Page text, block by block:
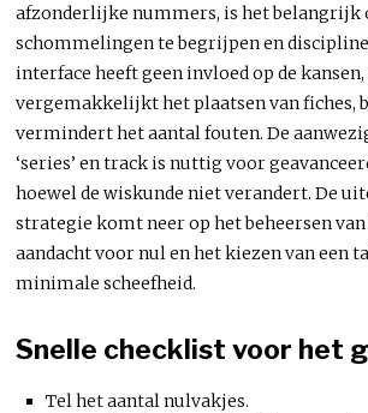
afzonderlijke nummers, is het belangrijk
schommelingen te begrijpen en
interface heeft geen invloed op de
vergemakkelijkt het plaatsen van fiches,
vermindert het aantal fouten. De
‘series’ en track is nuttig voor
hoewel de wiskunde niet verandert. De
strategie komt neer op het beheersen
aandacht voor nul en het kiezen van een
minimale scheefheid.
Snelle checklist voor het
Tel het aantal nulvakjes.